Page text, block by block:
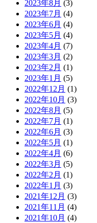
2023年8月 (3)
2023年7月 (4)
2023年6月 (4)
2023年5月 (4)
2023年4月 (7)
2023年3月 (2)
2023年2月 (1)
2023年1月 (5)
2022年12月 (1)
2022年10月 (3)
2022年8月 (5)
2022年7月 (1)
2022年6月 (3)
2022年5月 (1)
2022年4月 (6)
2022年3月 (5)
2022年2月 (1)
2022年1月 (3)
2021年12月 (3)
2021年11月 (4)
2021年10月 (4)